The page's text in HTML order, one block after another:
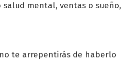
mental, ventas o sueño,
te arrepentirás de haberlo